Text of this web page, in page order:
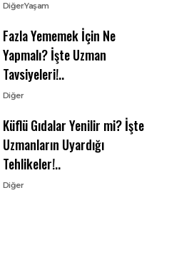
DiğerYaşam
Fazla Yememek İçin Ne
Yapmalı? İşte Uzman
Tavsiyeleri!..
Diğer
Küflü Gıdalar Yenilir mi? İşte
Uzmanların Uyardığı
Tehlikeler!..
Diğer